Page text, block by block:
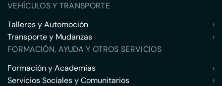
VEHÍCULOS Y TRANSPORTE
Talleres y Automoción
›
Transporte y Mudanzas
›
FORMACIÓN, AYUDA Y OTROS SERVICIOS
Formación y Academias
›
Servicios Sociales y Comunitarios
›